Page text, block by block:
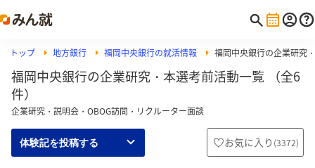
トップ 地方銀行 福岡中央銀行の就活情報 福岡中央銀行の企業研究
福岡中央銀行の企業研究・本選考前活動一覧 （全6
件）
企業研究・説明会・OBOG訪問・リクルーター面談
体験記を投稿する お気に入り (3372)